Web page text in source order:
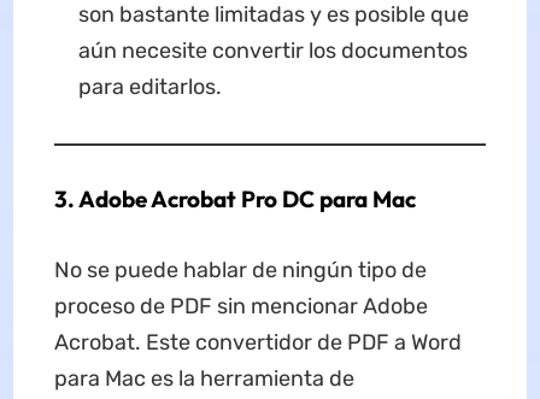
son bastante limitadas y es posible que
aún necesite convertir los documentos
para editarlos.
3. Adobe Acrobat Pro DC para Mac
No se puede hablar de ningún tipo de
proceso de PDF sin mencionar Adobe
Acrobat. Este convertidor de PDF a Word
para Mac es la herramienta de